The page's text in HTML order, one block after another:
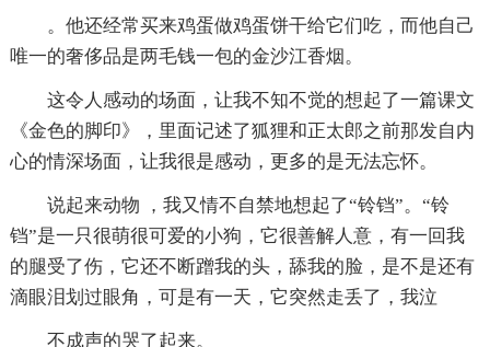
。他还经常买来鸡蛋做鸡蛋饼干给它们吃，而他自己
唯一的奢侈品是两毛钱一包的金沙江香烟。
这令人感动的场面，让我不知不觉的想起了一篇课文
《金色的脚印》，里面记述了狐狸和正太郎之前那发自内
心的情深场面，让我很是感动，更多的是无法忘怀。
说起来动物 ，我又情不自禁地想起了“铃铛”。“铃
铛”是一只很萌很可爱的小狗，它很善解人意，有一回我
的腿受了伤，它还不断蹭我的头，舔我的脸，是不是还有
滴眼泪划过眼角，可是有一天，它突然走丢了，我泣
不成声的哭了起来。